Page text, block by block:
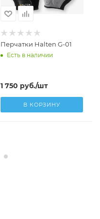
Перчатки Halten G-01
Есть в наличии
1 750 руб./шт
В КОРЗИНУ